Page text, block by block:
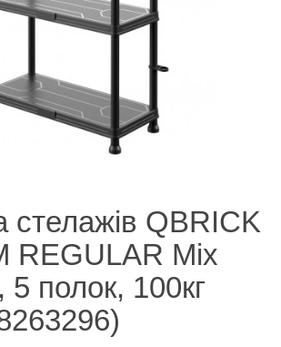
стелажів QBRICK
REGULAR Mix
полок, 100кг